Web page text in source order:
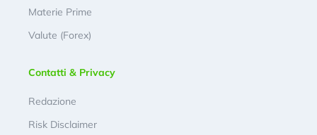
Materie Prime
Valute (Forex)
Contatti & Privacy
Redazione
Risk Disclaimer